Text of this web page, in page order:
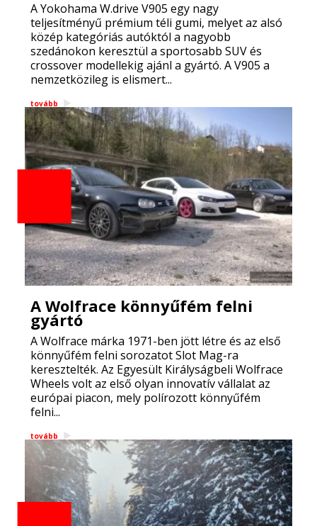
A Yokohama W.drive V905 egy nagy
teljesítményű prémium téli gumi, melyet az alsó
közép kategóriás autóktól a nagyobb
szedánokon keresztül a sportosabb SUV és
crossover modellekig ajánl a gyártó. A V905 a
nemzetközileg is elismert...
tovább
A Wolfrace könnyűfém felni
gyártó
A Wolfrace márka 1971-ben jött létre és az első
könnyűfém felni sorozatot Slot Mag-ra
keresztelték. Az Egyesült Királyságbeli Wolfrace
Wheels volt az első olyan innovatív vállalat az
európai piacon, mely polírozott könnyűfém
felni...
tovább